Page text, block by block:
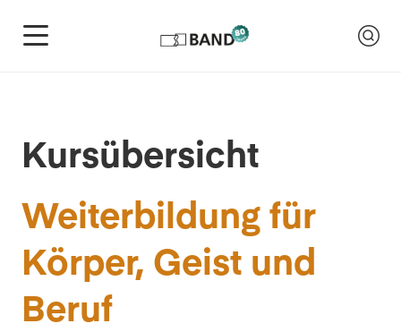
Kursübersicht
Weiterbildung für
Körper, Geist und
Beruf